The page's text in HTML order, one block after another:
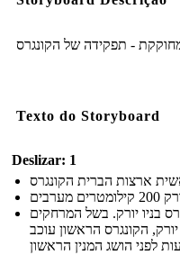
- תפקידה של הקונגרס
Texto do Storyboard
Deslizar: 1
ארצות הברית הקונגרס
מערבים
בניו יורק. בשל המרחקים
יורק, הקונגרס הראשון עוכב